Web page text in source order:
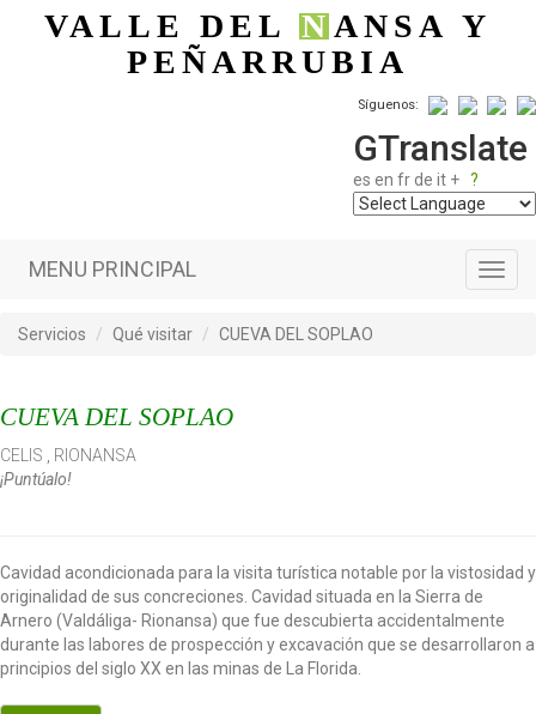
Pasar al contenido principal
VALLE DELNANSA Y
PEÑARRUBIA
Síguenos:
GTranslate
es en fr de it + ?
MENU PRINCIPAL
Servicios Qué visitar CUEVA DEL SOPLAO
CUEVA DEL SOPLAO
CELIS
RIONANSA
¡Puntúalo!
Cavidad acondicionada para la visita turística notable por la vistosidad y
originalidad de sus concreciones. Cavidad situada en la Sierra de
Arnero (Valdáliga- Rionansa) que fue descubierta accidentalmente
durante las labores de prospección y excavación que se desarrollaron a
principios del siglo XX en las minas de La Florida.